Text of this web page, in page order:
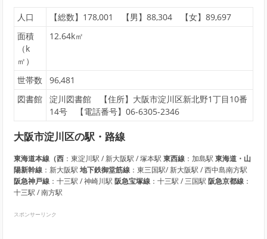
人口
【総数】178,001 【男】88,304 【女】89,697
面積
（k
㎡）
12.64k㎡
世帯数
96,481
図書館
淀川図書館 【住所】大阪市淀川区新北野1丁目10番
14号 【電話番号】06-6305-2346
大阪市淀川区の駅・路線
東海道本線（西：東淀川駅 / 新大阪駅 / 塚本駅 東西線：加島駅 東海道・山
陽新幹線：新大阪駅 地下鉄御堂筋線：東三国駅/ 新大阪駅 / 西中島南方駅
阪急神戸線：十三駅 / 神崎川駅 阪急宝塚線：十三駅 / 三国駅 阪急京都線：
十三駅 / 南方駅
スポンサーリンク